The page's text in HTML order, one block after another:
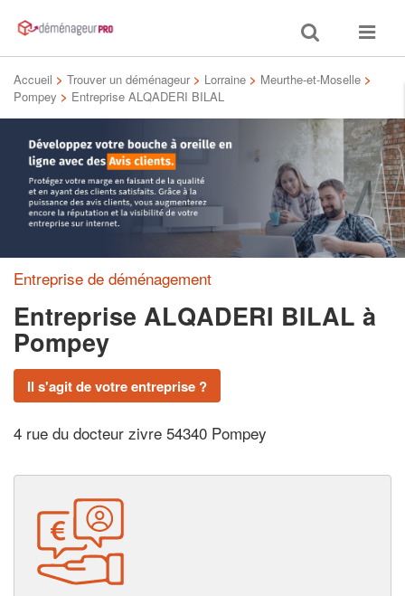
Toggle
search
Toggle
Accueil > Trouver un déménageur > Lorraine > Meurthe-et-Moselle >
Pompey > Entreprise ALQADERI BILAL
Entreprise de déménagement
Entreprise ALQADERI BILAL à
Pompey
Il s'agit de votre entreprise ?
4 rue du docteur zivre 54340 Pompey